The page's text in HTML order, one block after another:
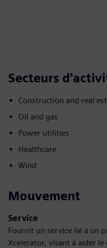
Secteurs
Construction and real
Oil and gas
Power utilities
Healthcare
Wind
Mouvement
Service
Fournit un service lié à un
Xcelerator, visant à aider